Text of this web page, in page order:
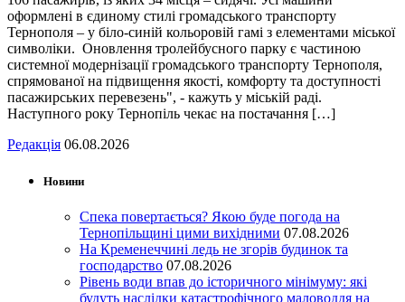
оформлені в єдиному стилі громадського транспорту
Тернополя – у біло-синій кольоровій гамі з елементами міської
символіки. Оновлення тролейбусного парку є частиною
системної модернізації громадського транспорту Тернополя,
спрямованої на підвищення якості, комфорту та доступності
пасажирських перевезень", - кажуть у міській раді.
Наступного року Тернопіль чекає на постачання […]
Редакція 06.08.2026
Новини
Спека повертається? Якою буде погода на
Тернопільщині цими вихідними 07.08.2026
На Кременеччині ледь не згорів будинок та
господарство 07.08.2026
Рівень води впав до історичного мінімуму: які
будуть наслідки катастрофічного маловоддя на